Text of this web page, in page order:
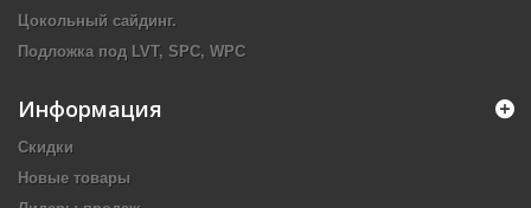
Цокольный сайдинг.
Подложка под LVT, SPC, WPC
Информация
Скидки
Новые товары